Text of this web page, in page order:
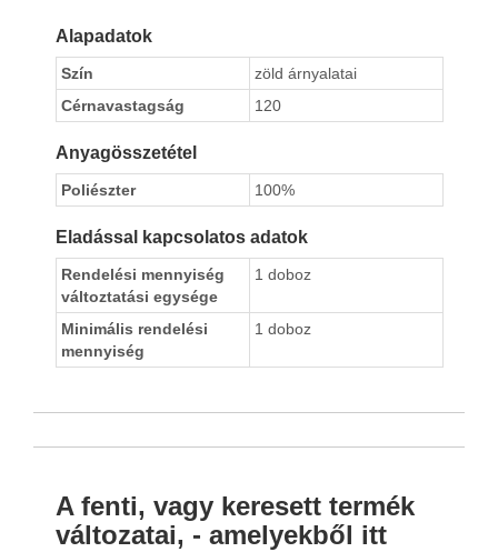
Alapadatok
Szín
zöld árnyalatai
Cérnavastagság
120
Anyagösszetétel
Poliészter 100%
Eladással kapcsolatos adatok
Rendelési mennyiség
változtatási egysége
1 doboz
Minimális rendelési
mennyiség
1 doboz
A fenti, vagy keresett termék
változatai, - amelyekből itt